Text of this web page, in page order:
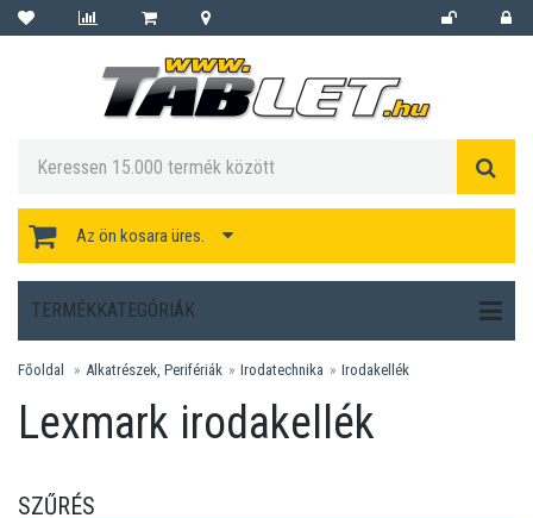
Az ön kosara üres.
TERMÉKKATEGÓRIÁK
Főoldal Alkatrészek, Perifériák Irodatechnika Irodakellék
Lexmark irodakellék
SZŰRÉS